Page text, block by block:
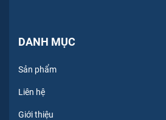
DANH MỤC
Sản phẩm
Liên hệ
Giới thiệu